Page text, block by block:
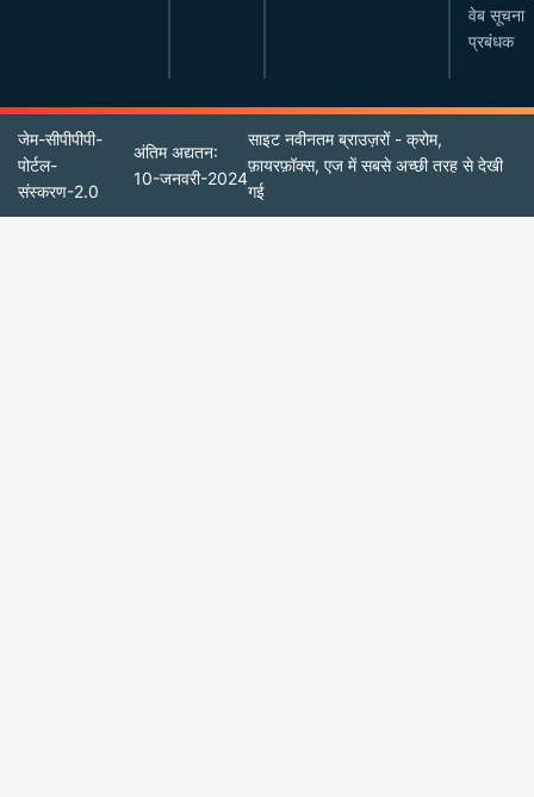
वेब सूचना
प्रबंधक
जेम-सीपीपीपी-
पोर्टल-
संस्करण-2.0
अंतिम अद्यतन:
10-जनवरी-2024
साइट नवीनतम ब्राउज़रों - क्रोम,
फ़ायरफ़ॉक्स, एज में सबसे अच्छी तरह से देखी
गई